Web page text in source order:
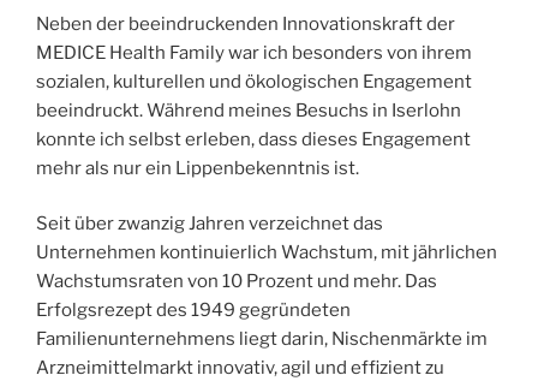
Neben der beeindruckenden Innovationskraft der
MEDICE Health Family war ich besonders von ihrem
sozialen, kulturellen und ökologischen Engagement
beeindruckt. Während meines Besuchs in Iserlohn
konnte ich selbst erleben, dass dieses Engagement
mehr als nur ein Lippenbekenntnis ist.
Seit über zwanzig Jahren verzeichnet das
Unternehmen kontinuierlich Wachstum, mit jährlichen
Wachstumsraten von 10 Prozent und mehr. Das
Erfolgsrezept des 1949 gegründeten
Familienunternehmens liegt darin, Nischenmärkte im
Arzneimittelmarkt innovativ, agil und effizient zu